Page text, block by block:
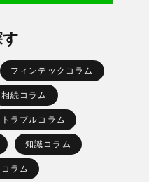
フィンテックコラム
相続コラム
トラブルコラム
知識コラム
ラム